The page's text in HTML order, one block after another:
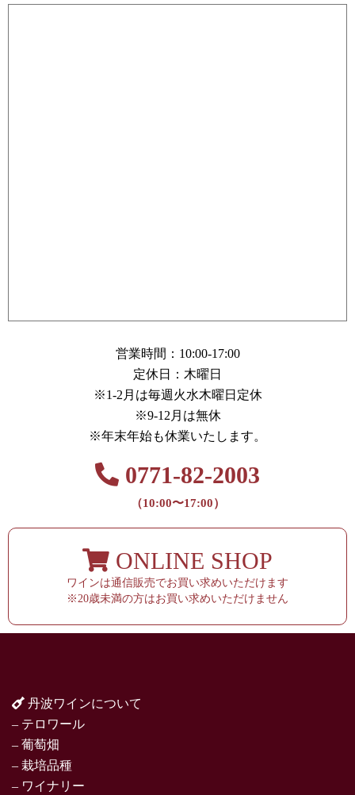
営業時間：10:00-17:00
定休日：木曜日
※1-2月は毎週火水木曜日定休
※9-12月は無休
※年末年始も休業いたします。
0771-82-2003
（10:00〜17:00）
ONLINE SHOP
ワインは通信販売でお買い求めいただけます
※20歳未満の方はお買い求めいただけません
丹波ワインについて
– テロワール
– 葡萄畑
– 栽培品種
– ワイナリー